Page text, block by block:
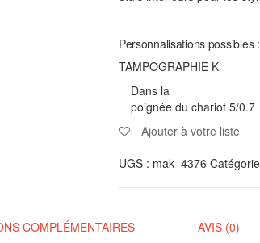
Personnalisations possibles :
TAMPOGRAPHIE K
Dans la
poignée du chariot 5/0.7
Ajouter à votre liste
UGS : mak_4376
COMPLÉMENTAIRES AVIS (0)